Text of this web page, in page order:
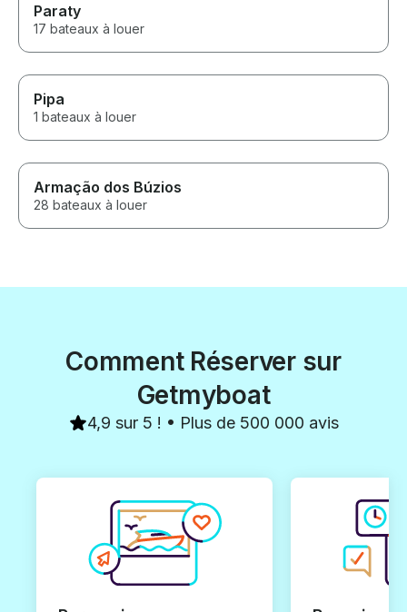
Paraty
17 bateaux à louer
Pipa
1 bateaux à louer
Armação dos Búzios
28 bateaux à louer
Comment Réserver sur
Getmyboat
4,9 sur 5 ! • Plus de 500 000 avis